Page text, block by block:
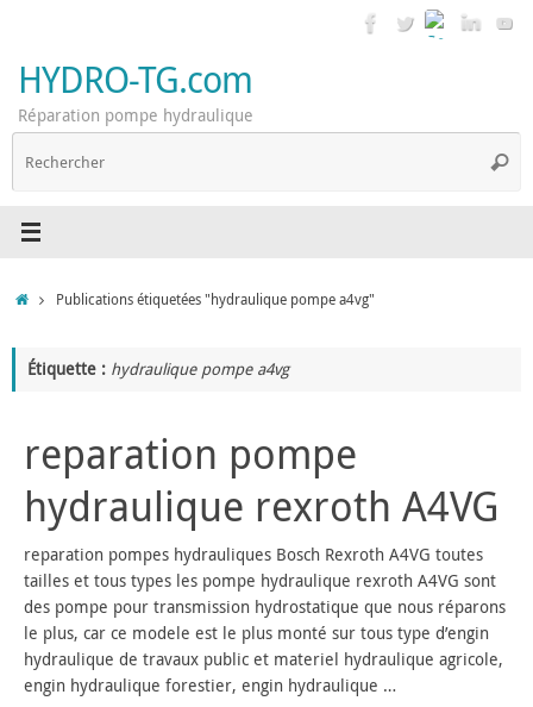
contenu
HYDRO-TG.com
Réparation pompe hydraulique
AccueilPublications étiquetées "hydraulique pompe a4vg"
Étiquette : hydraulique pompe a4vg
reparation pompe
hydraulique rexroth A4VG
reparation pompes hydrauliques Bosch Rexroth A4VG toutes
tailles et tous types les pompe hydraulique rexroth A4VG sont
des pompe pour transmission hydrostatique que nous réparons
le plus, car ce modele est le plus monté sur tous type d’engin
hydraulique de travaux public et materiel hydraulique agricole,
engin hydraulique forestier, engin hydraulique …